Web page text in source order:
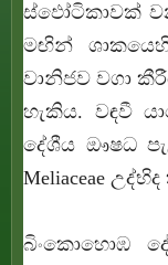
ස්ඵෝටිකාවක්
මඟින්
වානිජව වගා
හැකිය. වඳවී
දේශීය ඖෂධ
Meliaceae
බිංකොහොඹ